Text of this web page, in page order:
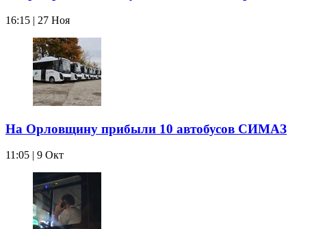
16:15 | 27 Ноя
На Орловщину прибыли 10 автобусов СИМАЗ
11:05 | 9 Окт